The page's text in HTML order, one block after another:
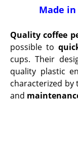
Made
Quality coffee
possible to
cups. Their
quality plastic
characterized by
and